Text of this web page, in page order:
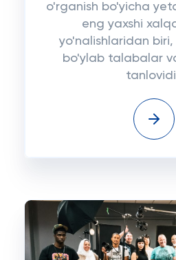
o'rganish bo'yicha
eng yaxshi
yo'nalishlaridan
bo'ylab talabalar